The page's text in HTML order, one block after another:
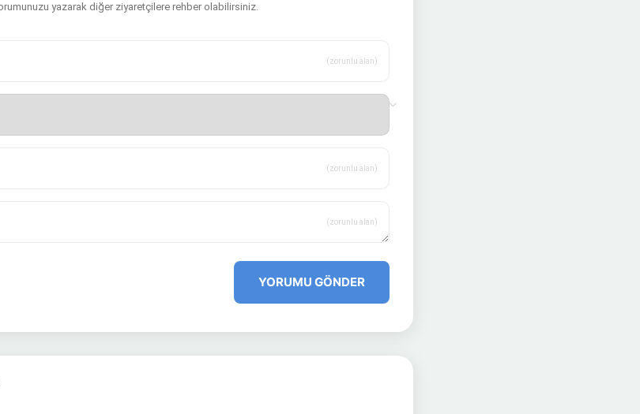
yazarak diğer ziyaretçilere rehber olabilirsiniz.
(zorunlu alan)
(zorunlu alan)
(zorunlu alan)
YORUMU GÖNDER